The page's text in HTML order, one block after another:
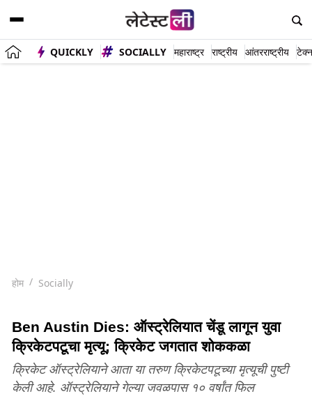
QUICKLY SOCIALLY महाराष्ट्र राष्ट्रीय आंतरराष्ट्रीय
होम Socially
Ben Austin Dies: ऑस्ट्रेलियात चेंडू लागून युवा
क्रिकेटपटूचा मृत्यू; क्रिकेट जगतात शोककळा
क्रिकेट ऑस्ट्रेलियाने आता या तरुण क्रिकेटपटूच्या मृत्यूची पुष्टी
केली आहे. ऑस्ट्रेलियाने गेल्या जवळपास १० वर्षांत फिल